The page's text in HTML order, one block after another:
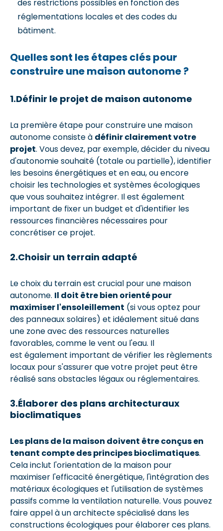
des restrictions possibles en fonction des
réglementations locales et des codes du
bâtiment.
Quelles sont les étapes clés pour
construire une maison autonome ?
1.Définir le projet de maison autonome
La première étape pour construire une maison
autonome consiste à définir clairement votre
projet. Vous devez, par exemple, décider du niveau
d'autonomie souhaité (totale ou partielle), identifier
les besoins énergétiques et en eau, ou encore
choisir les technologies et systèmes écologiques
que vous souhaitez intégrer. Il est également
important de fixer un budget et d'identifier les
ressources financières nécessaires pour
concrétiser ce projet.
2.Choisir un terrain adapté
Le choix du terrain est crucial pour une maison
autonome. Il doit être bien orienté pour
maximiser l'ensoleillement (si vous optez pour
des panneaux solaires) et idéalement situé dans
une zone avec des ressources naturelles
favorables, comme le vent ou l'eau. Il
est également important de vérifier les règlements
locaux pour s'assurer que votre projet peut être
réalisé sans obstacles légaux ou réglementaires.
3.Élaborer des plans architecturaux
bioclimatiques
Les plans de la maison doivent être conçus en
tenant compte des principes bioclimatiques.
Cela inclut l'orientation de la maison pour
maximiser l'efficacité énergétique, l'intégration des
matériaux écologiques et l'utilisation de systèmes
passifs comme la ventilation naturelle. Vous pouvez
faire appel à un architecte spécialisé dans les
constructions écologiques pour élaborer ces plans.